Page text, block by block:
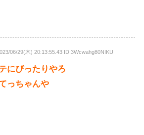
06/29(木) 20:13:55.43 ID:3Wcwahg80NIKU
にぴったりやろ
っちゃんや